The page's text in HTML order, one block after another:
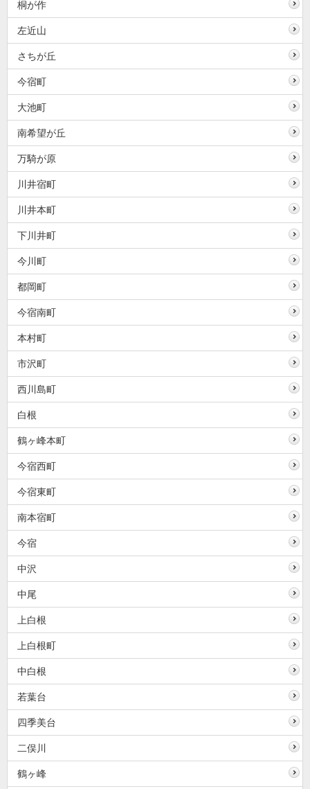
桐が作
左近山
さちが丘
今宿町
大池町
南希望が丘
万騎が原
川井宿町
川井本町
下川井町
今川町
都岡町
今宿南町
本村町
市沢町
西川島町
白根
鶴ヶ峰本町
今宿西町
今宿東町
南本宿町
今宿
中沢
中尾
上白根
上白根町
中白根
若葉台
四季美台
二俣川
鶴ヶ峰